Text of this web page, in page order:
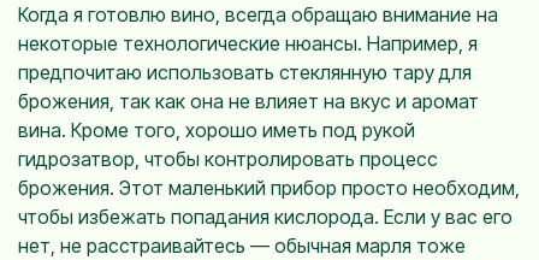
Когда я готовлю вино, всегда обращаю внимание на
некоторые технологические нюансы. Например, я
предпочитаю использовать стеклянную тару для
брожения, так как она не влияет на вкус и аромат
вина. Кроме того, хорошо иметь под рукой
гидрозатвор, чтобы контролировать процесс
брожения. Этот маленький прибор просто необходим,
чтобы избежать попадания кислорода. Если у вас его
нет, не расстраивайтесь — обычная марля тоже